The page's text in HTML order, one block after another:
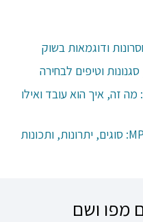
ודוגמאות בשוק
וטיפים לבחירה
זה, איך הוא עובד ואילו
המדריך המלא לבחירת נגן MP3 ו-MP4: סוגים, יתרונות, ותכונות
מפו ושם